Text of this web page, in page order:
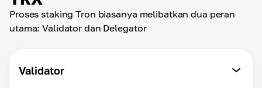
Proses staking Tron biasanya melibatkan dua peran
utama: Validator dan Delegator
Validator